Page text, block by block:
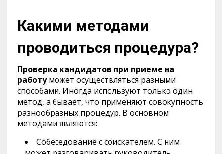
Какими методами
проводиться процедура?
Проверка кандидатов при приеме на
работуможет осуществляться разными
способами. Иногда используют только один
метод, а бывает, что применяют совокупность
разнообразных процедур. В основном
методами являются:
Собеседование с соискателем. С ним